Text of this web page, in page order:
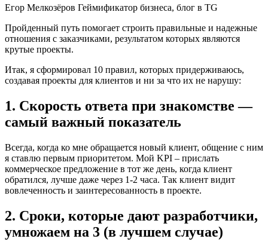
Егор Мелкозёров Геймификатор бизнеса, блог в TG
Пройденный путь помогает строить правильные и надежные
отношения с заказчиками, результатом которых являются
крутые проекты.
Итак, я сформировал 10 правил, которых придерживаюсь,
создавая проекты для клиентов и ни за что их не нарушу:
1. Скорость ответа при знакомстве —
самый важный показатель
Всегда, когда ко мне обращается новый клиент, общение с ним
я ставлю первым приоритетом. Мой KPI – прислать
коммерческое предложение в тот же день, когда клиент
обратился, лучше даже через 1-2 часа. Так клиент видит
вовлеченность и заинтересованность в проекте.
2. Сроки, которые дают разработчики,
умножаем на 3 (в лучшем случае)